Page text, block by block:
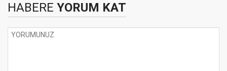
HABERE YORUM KAT